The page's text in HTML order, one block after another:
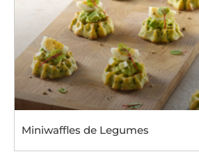
Miniwaffles de Legumes